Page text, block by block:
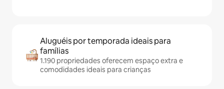
Aluguéis por temporada ideais para
famílias
1.190 propriedades oferecem espaço extra e
comodidades ideais para crianças